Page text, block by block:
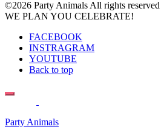
©2026 Party Animals All rights reserved
WE PLAN YOU CELEBRATE!
FACEBOOK
INSTRAGRAM
YOUTUBE
Back to top
Party Animals
Search